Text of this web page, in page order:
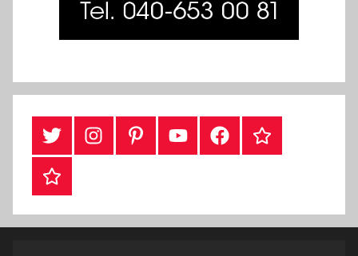
#TwitterInstagramPinterestYouTubeFacebookTikTok
Webshop